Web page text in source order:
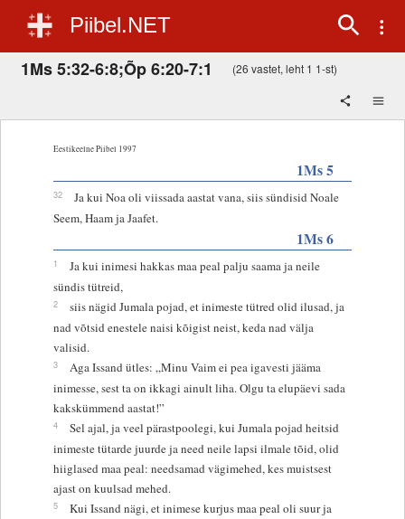
Piibel.NET
1Ms 5:32-6:8;Õp 6:20-7:1 (26 vastet, leht 1 1-st)
Eestikeelne Piibel 1997
1Ms 5
32
Ja kui Noa oli viissada aastat vana, siis sündisid Noale
Seem, Haam ja Jaafet.
1Ms 6
1
Ja kui inimesi hakkas maa peal palju saama ja neile
sündis tütreid,
2
siis nägid Jumala pojad, et inimeste tütred olid ilusad, ja
nad võtsid enestele naisi kõigist neist, keda nad välja
valisid.
3
Aga Issand ütles: „Minu Vaim ei pea igavesti jääma
inimesse, sest ta on ikkagi ainult liha. Olgu ta elupäevi sada
kakskümmend aastat!”
4
Sel ajal, ja veel pärastpoolegi, kui Jumala pojad heitsid
inimeste tütarde juurde ja need neile lapsi ilmale tõid, olid
hiiglased maa peal: needsamad vägimehed, kes muistsest
ajast on kuulsad mehed.
5
Kui Issand nägi, et inimese kurjus maa peal oli suur ja